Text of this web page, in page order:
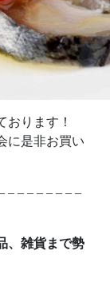
おります！
に是非お買い
– – – – – – – –
雑貨まで勢